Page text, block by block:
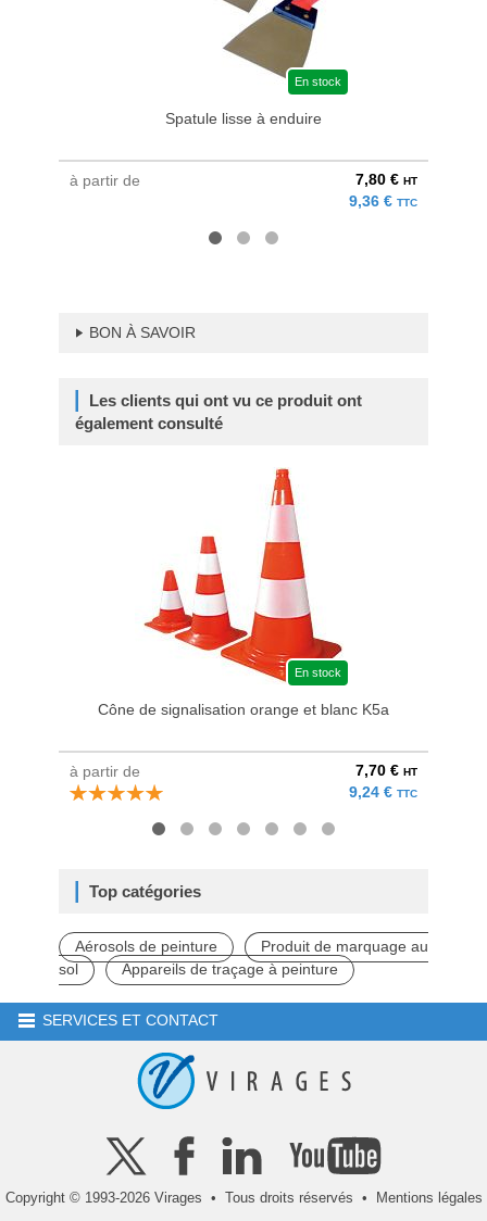
En stock
Spatule lisse à enduire
à partir de 7,80 € HT
9,36 € TTC
BON À SAVOIR
Les clients qui ont vu ce produit ont
également consulté
En stock
Cône de signalisation orange et blanc K5a
à partir de 7,70 € HT
9,24 € TTC
Top catégories
Aérosols de peinture
Produit de marquage au
sol
Appareils de traçage à peinture
SERVICES ET CONTACT
Copyright © 1993-2026 Virages • Tous droits réservés • Mentions légales